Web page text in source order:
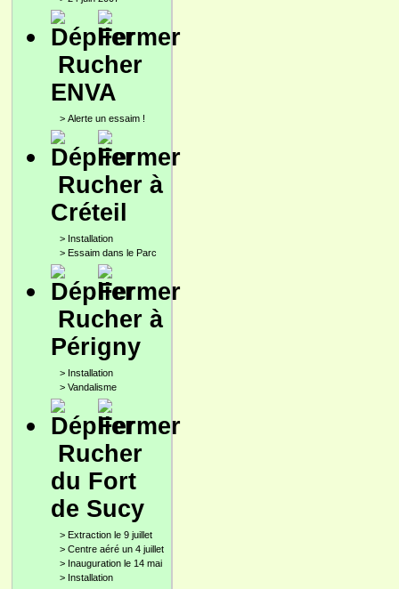
Rucher
ENVA
> Alerte un essaim !
Rucher à
Créteil
> Installation
> Essaim dans le Parc
Rucher à
Périgny
> Installation
> Vandalisme
Rucher
du Fort
de Sucy
> Extraction le 9 juillet
> Centre aéré un 4 juillet
> Inauguration le 14 mai
> Installation